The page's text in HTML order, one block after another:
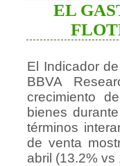
EL
El Indicador
BBVA
crecimiento
bienes
términos
de venta
abril (13.2% vs